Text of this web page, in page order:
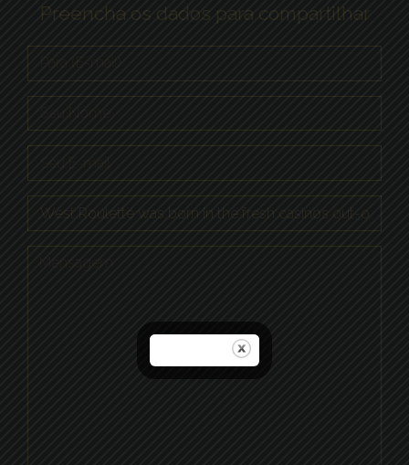
Preencha os dados para compartilhar